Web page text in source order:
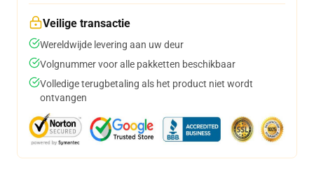
Veilige transactie
Wereldwijde levering aan uw deur
Volgnummer voor alle pakketten beschikbaar
Volledige terugbetaling als het product niet wordt
ontvangen